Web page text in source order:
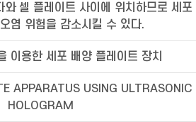
와 셀 플레이트 사이에 위치하므로 세포
염 위험을 감소시킬 수 있다.
이용한 세포 배양 플레이트 장치
APPARATUS USING ULTRASONIC
HOLOGRAM